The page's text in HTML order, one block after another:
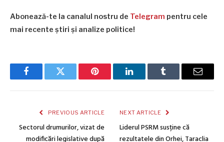
Abonează-te la canalul nostru de Telegram pentru cele
mai recente știri și analize politice!
FacebookTwitter Pinterest LinkedInTumblr Email
PREVIOUS ARTICLE
Sectorul drumurilor, vizat de
modificări legislative după
NEXT ARTICLE
Liderul PSRM susține că
rezultatele din Orhei, Taraclia